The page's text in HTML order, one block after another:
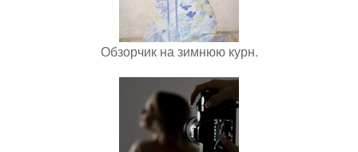
Обзорчик на зимнюю курн.